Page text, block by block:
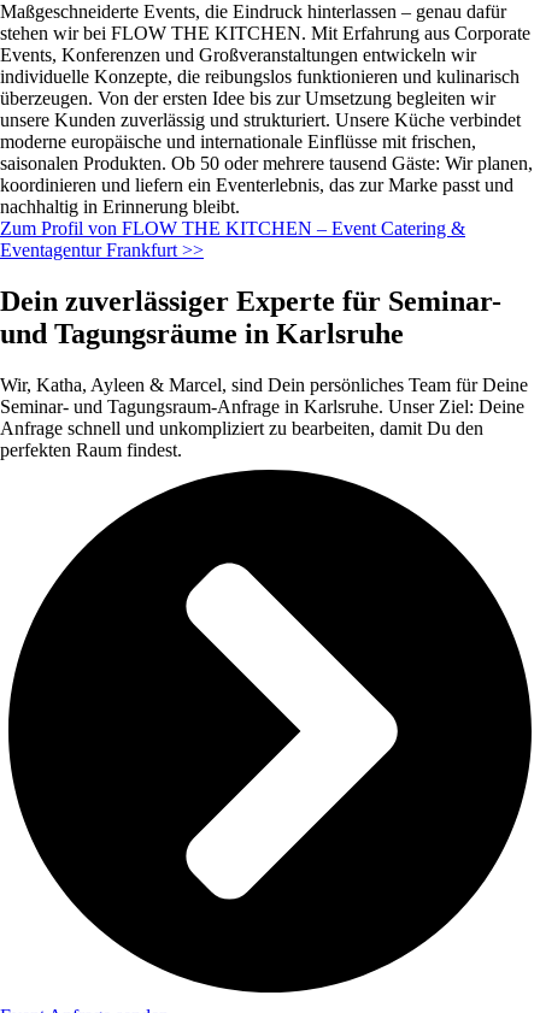
Maßgeschneiderte Events, die Eindruck hinterlassen – genau dafür
stehen wir bei FLOW THE KITCHEN. Mit Erfahrung aus Corporate
Events, Konferenzen und Großveranstaltungen entwickeln wir
individuelle Konzepte, die reibungslos funktionieren und kulinarisch
überzeugen. Von der ersten Idee bis zur Umsetzung begleiten wir
unsere Kunden zuverlässig und strukturiert. Unsere Küche verbindet
moderne europäische und internationale Einflüsse mit frischen,
saisonalen Produkten. Ob 50 oder mehrere tausend Gäste: Wir planen,
koordinieren und liefern ein Eventerlebnis, das zur Marke passt und
nachhaltig in Erinnerung bleibt.
Zum Profil von FLOW THE KITCHEN – Event Catering &
Eventagentur Frankfurt >>
Dein zuverlässiger Experte für Seminar-
und Tagungsräume in Karlsruhe
Wir, Katha, Ayleen & Marcel, sind Dein persönliches Team für Deine
Seminar- und Tagungsraum-Anfrage in Karlsruhe. Unser Ziel: Deine
Anfrage schnell und unkompliziert zu bearbeiten, damit Du den
perfekten Raum findest.